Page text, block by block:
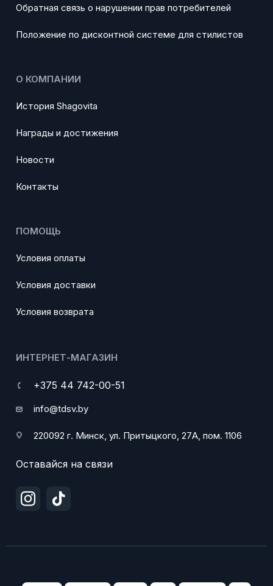
Обратная связь о нарушении прав потребителей
Положение по дисконтной системе для стилистов
О КОМПАНИИ
История Shagovita
Награды и достижения
Новости
Контакты
ПОМОЩЬ
Условия оплаты
Условия доставки
Условия возврата
ИНТЕРНЕТ-МАГАЗИН
+375 44 742-00-51
info@tdsv.by
220092 г. Минск, ул. Притыцкого, 27А, пом. 1106
Оставайся на связи